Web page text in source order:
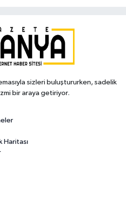
sizleri buluştururken, sadelik
bir araya getiriyor.
Haritası